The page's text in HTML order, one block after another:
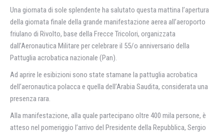
Una giornata di sole splendente ha salutato questa mattina l’apertura
della giornata finale della grande manifestazione aerea all’aeroporto
friulano di Rivolto, base della Frecce Tricolori, organizzata
dall’Aeronautica Militare per celebrare il 55/o anniversario della
Pattuglia acrobatica nazionale (Pan).
Ad aprire le esibizioni sono state stamane la pattuglia acrobatica
dell’aeronautica polacca e quella dell’Arabia Saudita, considerata una
presenza rara.
Alla manifestazione, alla quale partecipano oltre 400 mila persone, è
atteso nel pomeriggio l’arrivo del Presidente della Repubblica, Sergio